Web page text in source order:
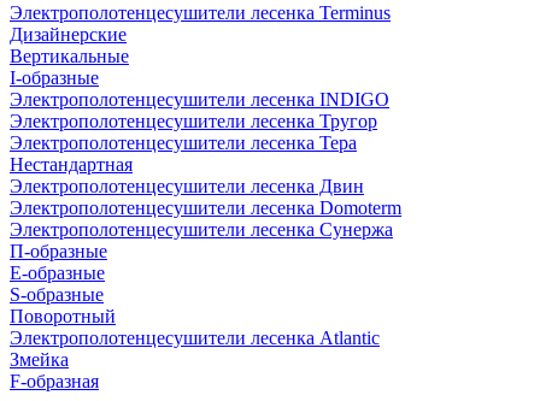
Электрополотенцесушители лесенка Terminus
Дизайнерские
Вертикальные
I-образные
Электрополотенцесушители лесенка INDIGO
Электрополотенцесушители лесенка Тругор
Электрополотенцесушители лесенка Тера
Нестандартная
Электрополотенцесушители лесенка Двин
Электрополотенцесушители лесенка Domoterm
Электрополотенцесушители лесенка Сунержа
П-образные
Е-образные
S-образные
Поворотный
Электрополотенцесушители лесенка Atlantic
Змейка
F-образная